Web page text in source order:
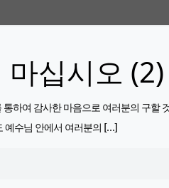
십시오 (2)
하여 감사한 마음으로 여러분의 구할
예수님 안에서 여러분의 […]